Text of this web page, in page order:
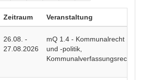
Zeitraum Veranstaltung
26.08. -
27.08.2026
mQ 1.4 - Kommunalrecht
und -politik,
Kommunalverfassungsrecht